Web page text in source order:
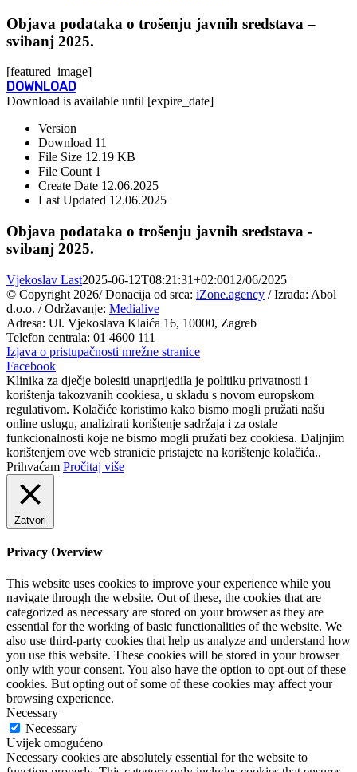
Objava podataka o trošenju javnih sredstava –
svibanj 2025.
[featured_image]
DOWNLOAD
Download is available until [expire_date]
Version
Download 11
File Size 12.19 KB
File Count 1
Create Date 12.06.2025
Last Updated 12.06.2025
Objava podataka o trošenju javnih sredstava -
svibanj 2025.
Vjekoslav Last2025-06-12T08:21:31+02:0012/06/2025|
© Copyright 2026/ Donacija od srca: iZone.agency / Izrada: Abol
d.o.o. / Održavanje: Medialive
Adresa: Ul. Vjekoslava Klaića 16, 10000, Zagreb
Telefon centrala: 01 4600 111
Izjava o pristupačnosti mrežne stranice
Facebook
Klinika za dječje bolesiti unaprijedila je politiku privatnosti i
korištenja takozvanih cookiesa, u skladu s novom europskom
regulativom. Kolačiće koristimo kako bismo mogli pružati našu
online uslugu, analizirati korištenje sadržaja i za ostale
funkcionalnosti koje ne bismo mogli pružati bez cookiesa. Daljnjim
korištenjem ove web stranicie pristajete na korištenje kolačića..
Prihvaćam Pročitaj više
Zatvori
Privacy Overview
This website uses cookies to improve your experience while you
navigate through the website. Out of these, the cookies that are
categorized as necessary are stored on your browser as they are
essential for the working of basic functionalities of the website. We
also use third-party cookies that help us analyze and understand how
you use this website. These cookies will be stored in your browser
only with your consent. You also have the option to opt-out of these
cookies. But opting out of some of these cookies may affect your
browsing experience.
Necessary
Necessary
Uvijek omogućeno
Necessary cookies are absolutely essential for the website to